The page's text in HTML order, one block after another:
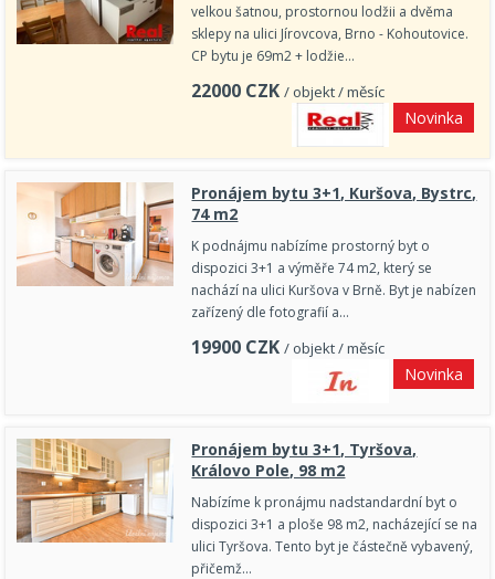
velkou šatnou, prostornou lodžii a dvěma
sklepy na ulici Jírovcova, Brno - Kohoutovice.
CP bytu je 69m2 + lodžie…
22000 CZK / objekt / měsíc
Novinka
Pronájem bytu 3+1, Kuršova, Bystrc,
74 m2
K podnájmu nabízíme prostorný byt o
dispozici 3+1 a výměře 74 m2, který se
nachází na ulici Kuršova v Brně. Byt je nabízen
zařízený dle fotografií a…
19900 CZK / objekt / měsíc
Novinka
Pronájem bytu 3+1, Tyršova,
Královo Pole, 98 m2
Nabízíme k pronájmu nadstandardní byt o
dispozici 3+1 a ploše 98 m2, nacházející se na
ulici Tyršova. Tento byt je částečně vybavený,
přičemž…